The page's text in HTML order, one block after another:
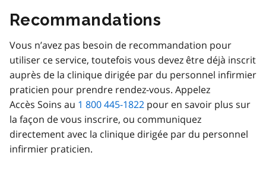
Recommandations
Vous n’avez pas besoin de recommandation pour
utiliser ce service, toutefois vous devez être déjà inscrit
auprès de la clinique dirigée par du personnel infirmier
praticien pour prendre rendez-vous. Appelez
Accès Soins au 1 800 445-1822 pour en savoir plus sur
la façon de vous inscrire, ou communiquez
directement avec la clinique dirigée par du personnel
infirmier praticien.